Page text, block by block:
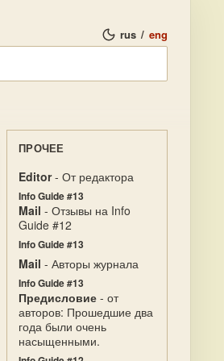
rus / eng
ПРОЧЕЕ
Editor- От редактора
Info Guide #13
Mail - Отзывы на Info
Guide #12
Info Guide #13
Mail - Авторы журнала
Info Guide #13
Предисловие - от
авторов: Прошедшие два
года были очень
насыщенными.